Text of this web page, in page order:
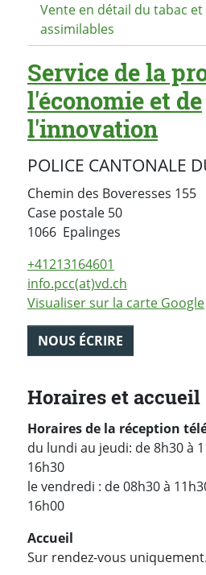
Vente en détail du tabac
assimilables
Service de la
l'économie et de
l'innovation
POLICE CANTONALE
Chemin des Boveresses 155
Case postale 50
1066 Epalinges
+41213164601
info.pcc(at)vd.ch
Visualiser sur la carte Google
NOUS ÉCRIRE
Horaires et accueil
Horaires de la réception
du lundi au jeudi: de 8h30 à
16h30
le vendredi : de 08h30 à
16h00
Accueil
Sur rendez-vous uniquement.